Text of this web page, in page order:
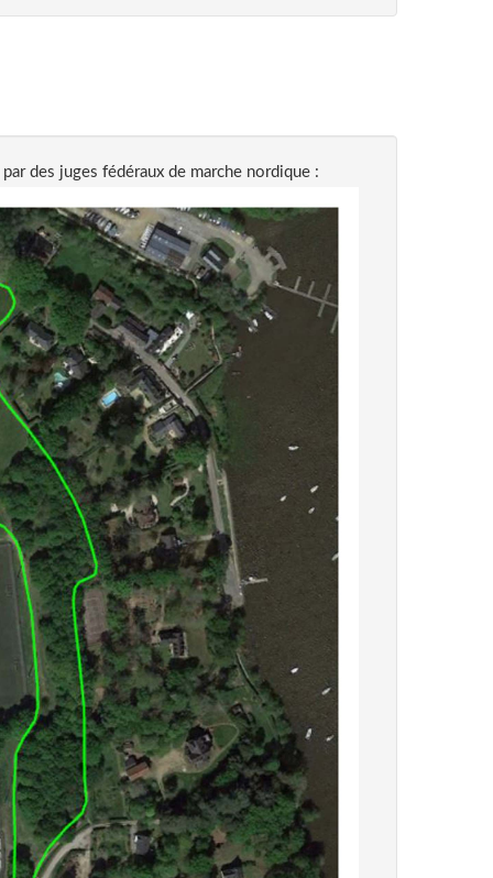
des juges fédéraux de marche nordique :